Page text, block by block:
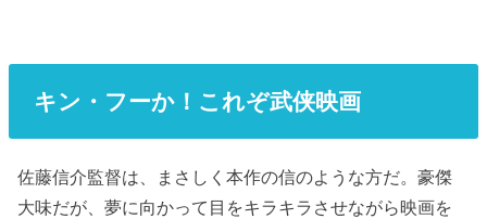
キン・フーか！これぞ武侠映画
佐藤信介監督は、まさしく本作の信のような方だ。豪傑
大味だが、夢に向かって目をキラキラさせながら映画を